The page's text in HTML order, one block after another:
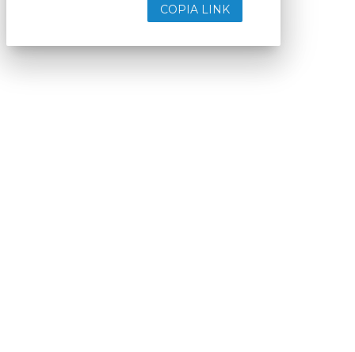
COPIA LINK